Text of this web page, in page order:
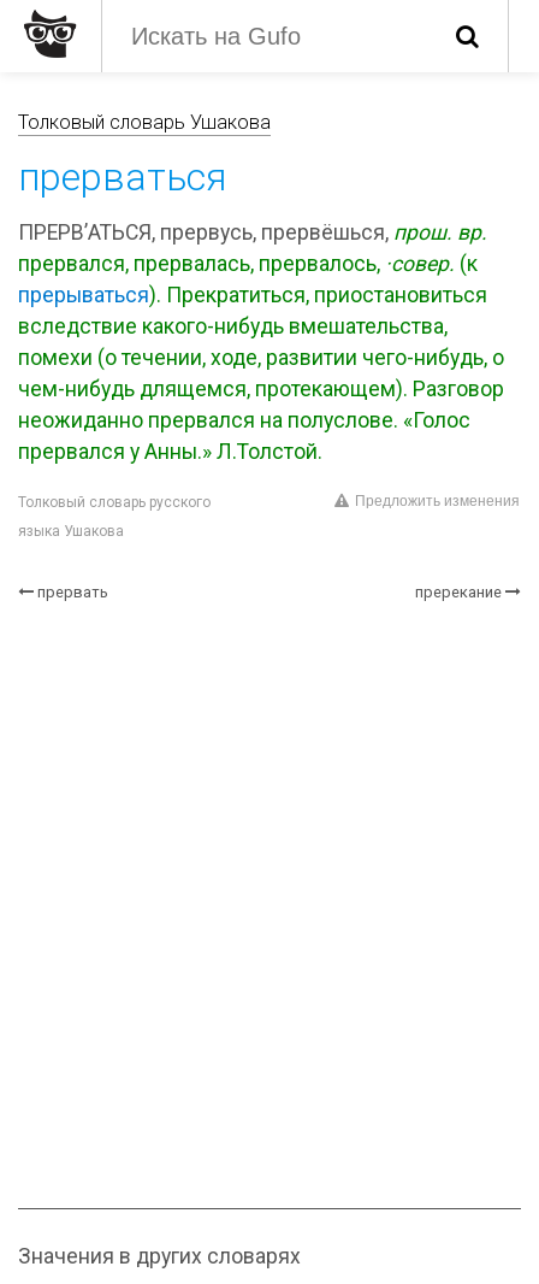
Толковый словарь Ушакова
прерваться
ПРЕРВ’АТЬСЯ, прервусь, прервёшься, прош. вр.
прервался, прервалась, прервалось, ·совер. (к
прерываться). Прекратиться, приостановиться
вследствие какого-нибудь вмешательства,
помехи (о течении, ходе, развитии чего-нибудь, о
чем-нибудь длящемся, протекающем). Разговор
неожиданно прервался на полуслове. «Голос
прервался у Анны.» Л.Толстой.
Толковый словарь русского
языка Ушакова
Предложить изменения
прервать пререкание
Значения в других словарях